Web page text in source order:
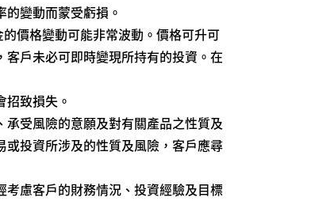
變動而蒙受虧損。
價格變動可能非常波動。價格可升可
戶未必可即時變現所持有的投資。在
致損失。
受風險的意願及對有關產品之性質及
投資所涉及的性質及風險，客戶應尋
慮客戶的財務情況、投資經驗及目標